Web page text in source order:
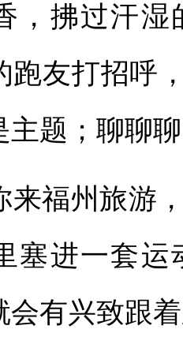
，拂过汗
跑友打招呼
主题；聊聊
州旅游，
塞进一套
会有兴致跟